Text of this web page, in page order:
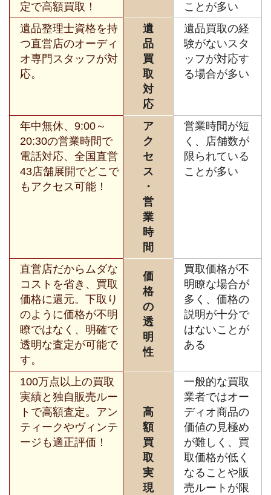
定で高額買取！
ことが多い
遺品整理士資格を持
つ直営店のオーディ
オ専門スタッフが対
応。
遺
品
買
取
対
応
遺品買取の経
験がないスタ
ッフが対応す
る場合が多い
年中無休、9:00～
20:30の営業時間で
電話対応、全国直営
43店舗展開でどこで
もアクセス可能！
ア
ク
セ
ス
・
営
業
時
間
営業時間が短
く、店舗数が
限られている
ことが多い
直営店だからムダな
コストを省き、買取
価格に還元。下取り
のように価格が不明
瞭ではなく、明確で
透明な査定が可能で
す。
価
格
の
透
明
性
買取価格が不
明瞭な場合が
多く、価格の
説明が十分で
はないことが
ある
100万点以上の買取
実績と独自販売ルー
トで高額査定。アン
ティークやヴィンテ
ージも適正評価！
高
額
買
取
実
現
一般的な買取
業者ではオー
ディオ商品の
価値の見極め
が難しく、買
取価格が低く
なることや販
売ルートが限